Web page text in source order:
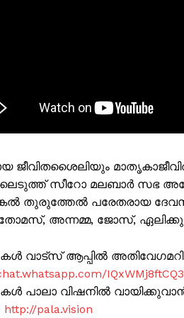
ജീവിതശൈലിയും
സീറോ മലബാർ സഭ
തുരുത്തേൽ പരേതരായ
തോമസ്, അന്നമ്മ, ജോസ്,
വാട്സ് ആപ്പിൽ
പാലാ വിഷനിൽ
http://pala.vision